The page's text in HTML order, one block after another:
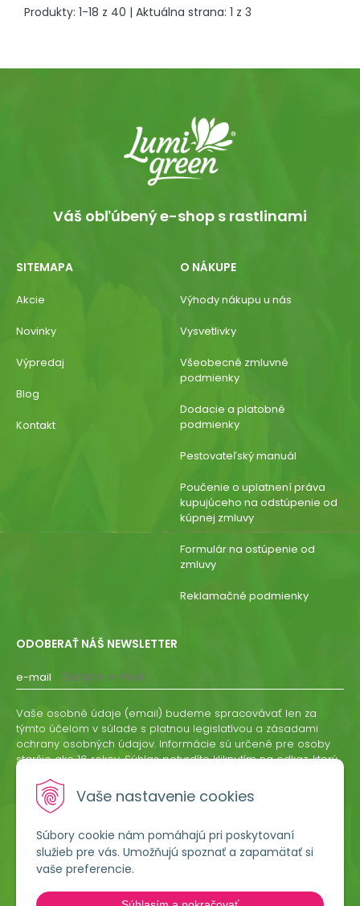
Vaše nastavenie cookies
Súbory cookie nám pomáhajú pri poskytovaní
služieb pre vás. Umožňujú spoznať a zapamätať si
vaše preferencie.
Produkty: 1-18 z 40 | Aktuálna strana: 1 z 3
Váš obľúbený e-shop s rastlinami
SITEMAPA
Akcie
Novinky
Výpredaj
Blog
Kontakt
O NÁKUPE
Výhody nákupu u nás
Vysvetlivky
Všeobecné zmluvné
podmienky
Dodacie a platobné
podmienky
Pestovateľský manuál
Poučenie o uplatnení práva
kupujúceho na odstúpenie od
kúpnej zmluvy
Formulár na ostúpenie od
zmluvy
Reklamačné podmienky
ODOBERAŤ NÁŠ NEWSLETTER
e-mail
ODOBERAŤ
Vaše osobné údaje (email) budeme spracovávať len za
týmto účelom v súlade s platnou legislatívou a zásadami
ochrany osobných údajov. Informácie sú určené pre osoby
staršie ako 16 rokov. Súhlas potvrdíte kliknutím na odkaz, ktorý
odvolať písomne, emailom alebo kliknutím na odkaz z
ktoréhokoľvek informačného emailu.